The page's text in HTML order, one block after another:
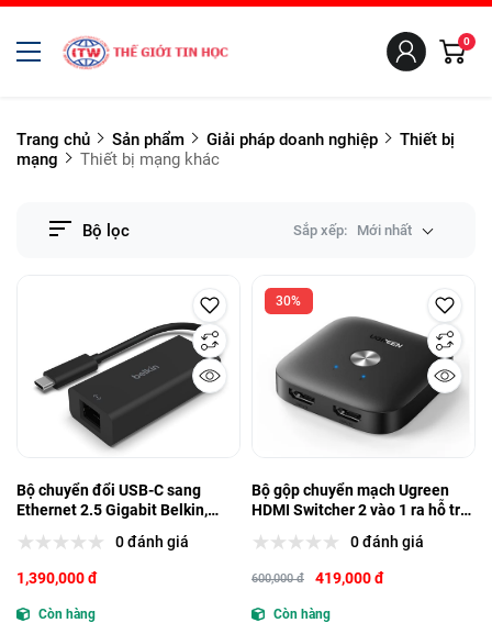
0
Trang chủ Sản phẩm Giải pháp doanh nghiệp
Thiết bị
mạng
Thiết bị mạng khác
Bộ lọc Sắp xếp: Mới nhất
Bộ chuyển đổi USB-C sang
Ethernet 2.5 Gigabit Belkin,
0 đánh giá
1,390,000 đ
Còn hàng
30%
Bộ gộp chuyển mạch Ugreen
HDMI Switcher 2 vào 1 ra hỗ trợ
0 đánh giá
600,000 đ 419,000 đ
Còn hàng